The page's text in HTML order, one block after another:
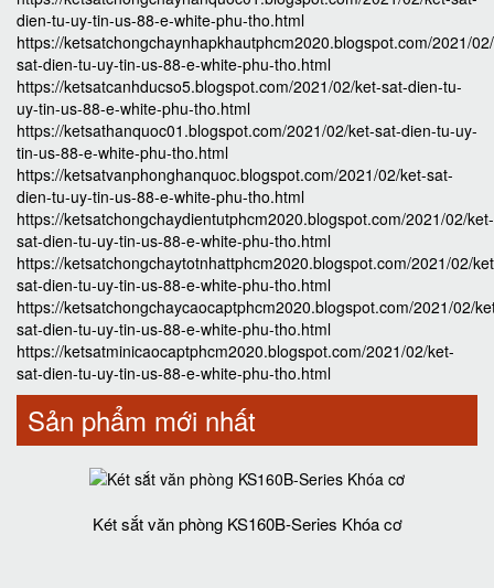
dien-tu-uy-tin-us-88-e-white-phu-tho.html
https://ketsatchongchaynhapkhautphcm2020.blogspot.com/2021/
sat-dien-tu-uy-tin-us-88-e-white-phu-tho.html
https://ketsatcanhducso5.blogspot.com/2021/02/ket-sat-dien-tu-
uy-tin-us-88-e-white-phu-tho.html
https://ketsathanquoc01.blogspot.com/2021/02/ket-sat-dien-tu-uy-
tin-us-88-e-white-phu-tho.html
https://ketsatvanphonghanquoc.blogspot.com/2021/02/ket-sat-
dien-tu-uy-tin-us-88-e-white-phu-tho.html
https://ketsatchongchaydientutphcm2020.blogspot.com/2021/02/ket-
sat-dien-tu-uy-tin-us-88-e-white-phu-tho.html
https://ketsatchongchaytotnhattphcm2020.blogspot.com/2021/02/
sat-dien-tu-uy-tin-us-88-e-white-phu-tho.html
https://ketsatchongchaycaocaptphcm2020.blogspot.com/2021/02/
sat-dien-tu-uy-tin-us-88-e-white-phu-tho.html
https://ketsatminicaocaptphcm2020.blogspot.com/2021/02/ket-
sat-dien-tu-uy-tin-us-88-e-white-phu-tho.html
Sản phẩm mới nhất
Két sắt văn phòng KS160B-Series Khóa cơ